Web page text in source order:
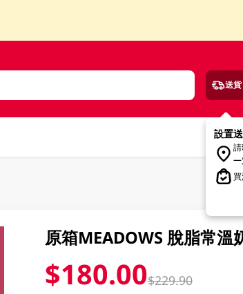
送貨
設置
一
原箱MEADOWS 脫脂常溫
$180.00$229.90